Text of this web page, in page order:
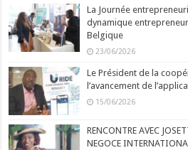
La Journée
dynamique
Belgique
23/06/2026
Le Président de la
l’avancement de
15/06/2026
RENCONTRE AVEC
NEGOCE